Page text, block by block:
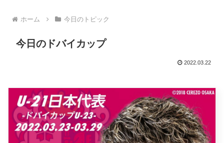
ホーム 今日のトピック
今日のドバイカップ
2022.03.22